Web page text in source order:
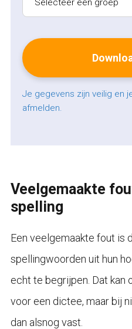
Je gegevens zijn veilig en
afmelden.
Veelgemaakte
spelling
Een veelgemaakte fout is
spellingwoorden uit hun
echt te begrijpen. Dat kan
voor een dictee, maar bij
dan alsnog vast.